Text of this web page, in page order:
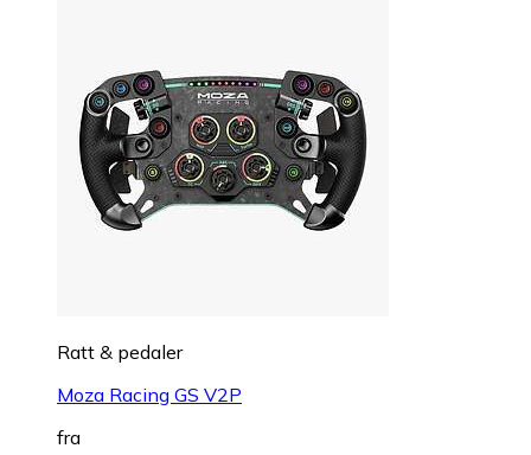
Ratt & pedaler
Moza Racing GS V2P
fra